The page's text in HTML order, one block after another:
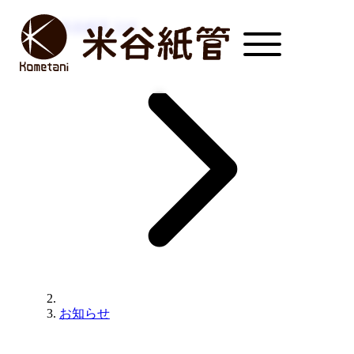
米谷紙管 TOP
お知らせ